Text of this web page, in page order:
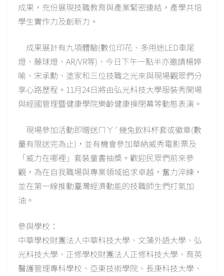
成果，充份展現技職教育與產業緊密連結，產學共培
學生實作力及創新力。
成果展計有九項體驗(數位印花、多用途LED車尾
燈、藤球燈、AR/VR等)、今日下午一點半亦邀請楊婷
喻、宋承勳、塗家和三位技職之光來與現場觀眾們分
享心路歷程。11月24日將由弘光科技大學服裝秀開場
與經國管理暨健康學院樂齡健康操閉幕等動態表演。
現場參加活動即贈送ㄇㄚˊ幾兔飲料杯套或徽章(數
量有限送完為止)，並有機會參加華納威秀電影票及
「威力在哪裡」套裝童書抽獎。歡迎民眾們前來參
觀，為在自我職場與專業領域追求卓越，奮力淬練，
並在第一線推動臺灣經濟動能的技職師生們打氣加
油。
參與學校：
中華學校財團法人中華科技大學、文藻外語大學、弘
光科技大學、正修學校財團法人正修科技大學、育英
醫護管理專科學校、亞東技術學院、長庚科技大學、